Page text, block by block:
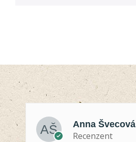
Anna Švecová
Recenzent